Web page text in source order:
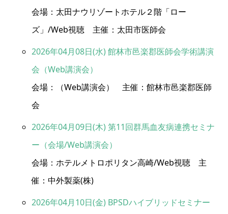
会場：太田ナウリゾートホテル２階「ロー
ズ」/Web視聴 主催：太田市医師会
2026年04月08日(水) 館林市邑楽郡医師会学術講演
会（Web講演会）
会場：（Web講演会） 主催：館林市邑楽郡医師
会
2026年04月09日(木) 第11回群馬血友病連携セミナ
ー（会場/Web講演会）
会場：ホテルメトロポリタン高崎/Web視聴 主
催：中外製薬(株)
2026年04月10日(金) BPSDハイブリッドセミナー